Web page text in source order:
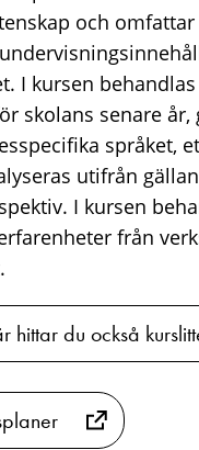
och
I kursen
skolans senare
språket,
utifrån
I kursen
från
hittar du också